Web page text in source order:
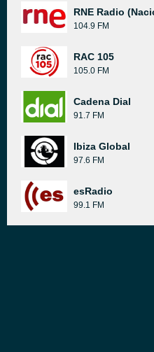
RNE Radio
104.9 FM
RAC 105
105.0 FM
Cadena Dial
91.7 FM
Ibiza Global
97.6 FM
esRadio
99.1 FM